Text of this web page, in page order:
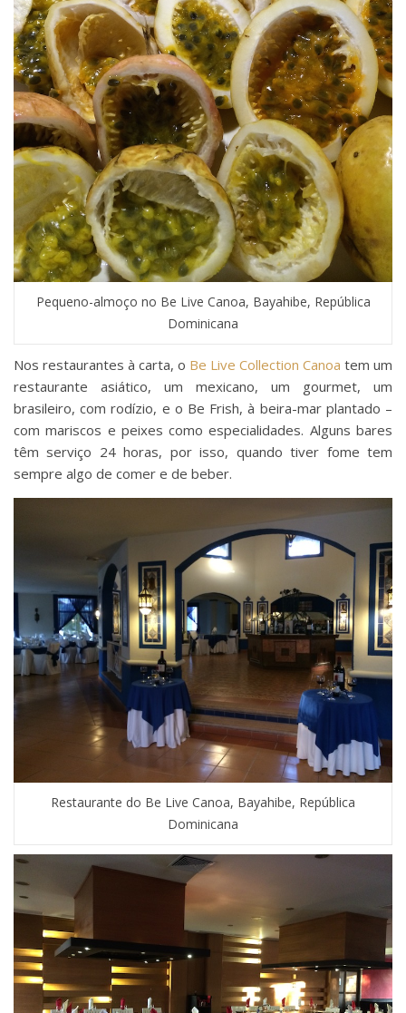
Pequeno-almoço no Be Live Canoa, Bayahibe, República
Dominicana
Nos restaurantes à carta, o Be Live Collection Canoa tem um
restaurante asiático, um mexicano, um gourmet, um
brasileiro, com rodízio, e o Be Frish, à beira-mar plantado –
com mariscos e peixes como especialidades. Alguns bares
têm serviço 24 horas, por isso, quando tiver fome tem
sempre algo de comer e de beber.
Restaurante do Be Live Canoa, Bayahibe, República
Dominicana